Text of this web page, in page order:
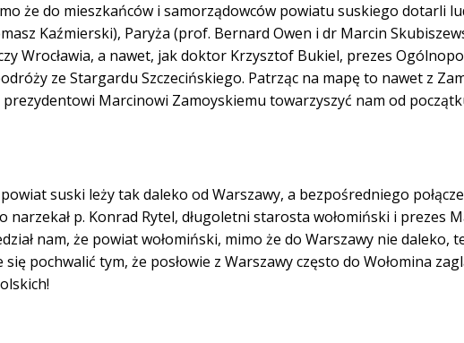
że do mieszkańców i samorządowców powiatu suskiego dotarli
Kaźmierski), Paryża (prof. Bernard Owen i dr Marcin
Wrocławia, a nawet, jak doktor Krzysztof Bukiel, prezes
ze Stargardu Szczecińskiego. Patrząc na mapę to nawet z
Marcinowi Zamoyskiemu towarzyszyć nam od
suski leży tak daleko od Warszawy, a bezpośredniego
narzekał p. Konrad Rytel, długoletni starosta wołomiński i prezes
nam, że powiat wołomiński, mimo że do Warszawy nie daleko,
pochwalić tym, że posłowie z Warszawy często do Wołomina